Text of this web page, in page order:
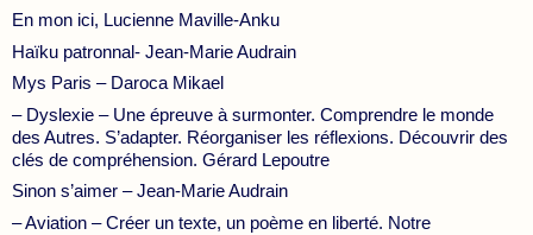
En mon ici, Lucienne Maville-Anku
Haïku patronnal- Jean-Marie Audrain
Mys Paris – Daroca Mikael
– Dyslexie – Une épreuve à surmonter. Comprendre le monde
des Autres. S’adapter. Réorganiser les réflexions. Découvrir des
clés de compréhension. Gérard Lepoutre
Sinon s’aimer – Jean-Marie Audrain
– Aviation – Créer un texte, un poème en liberté. Notre